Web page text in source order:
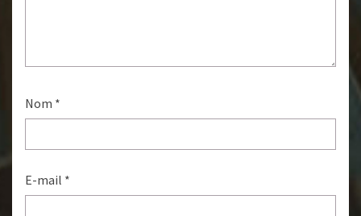
Nom *
E-mail *